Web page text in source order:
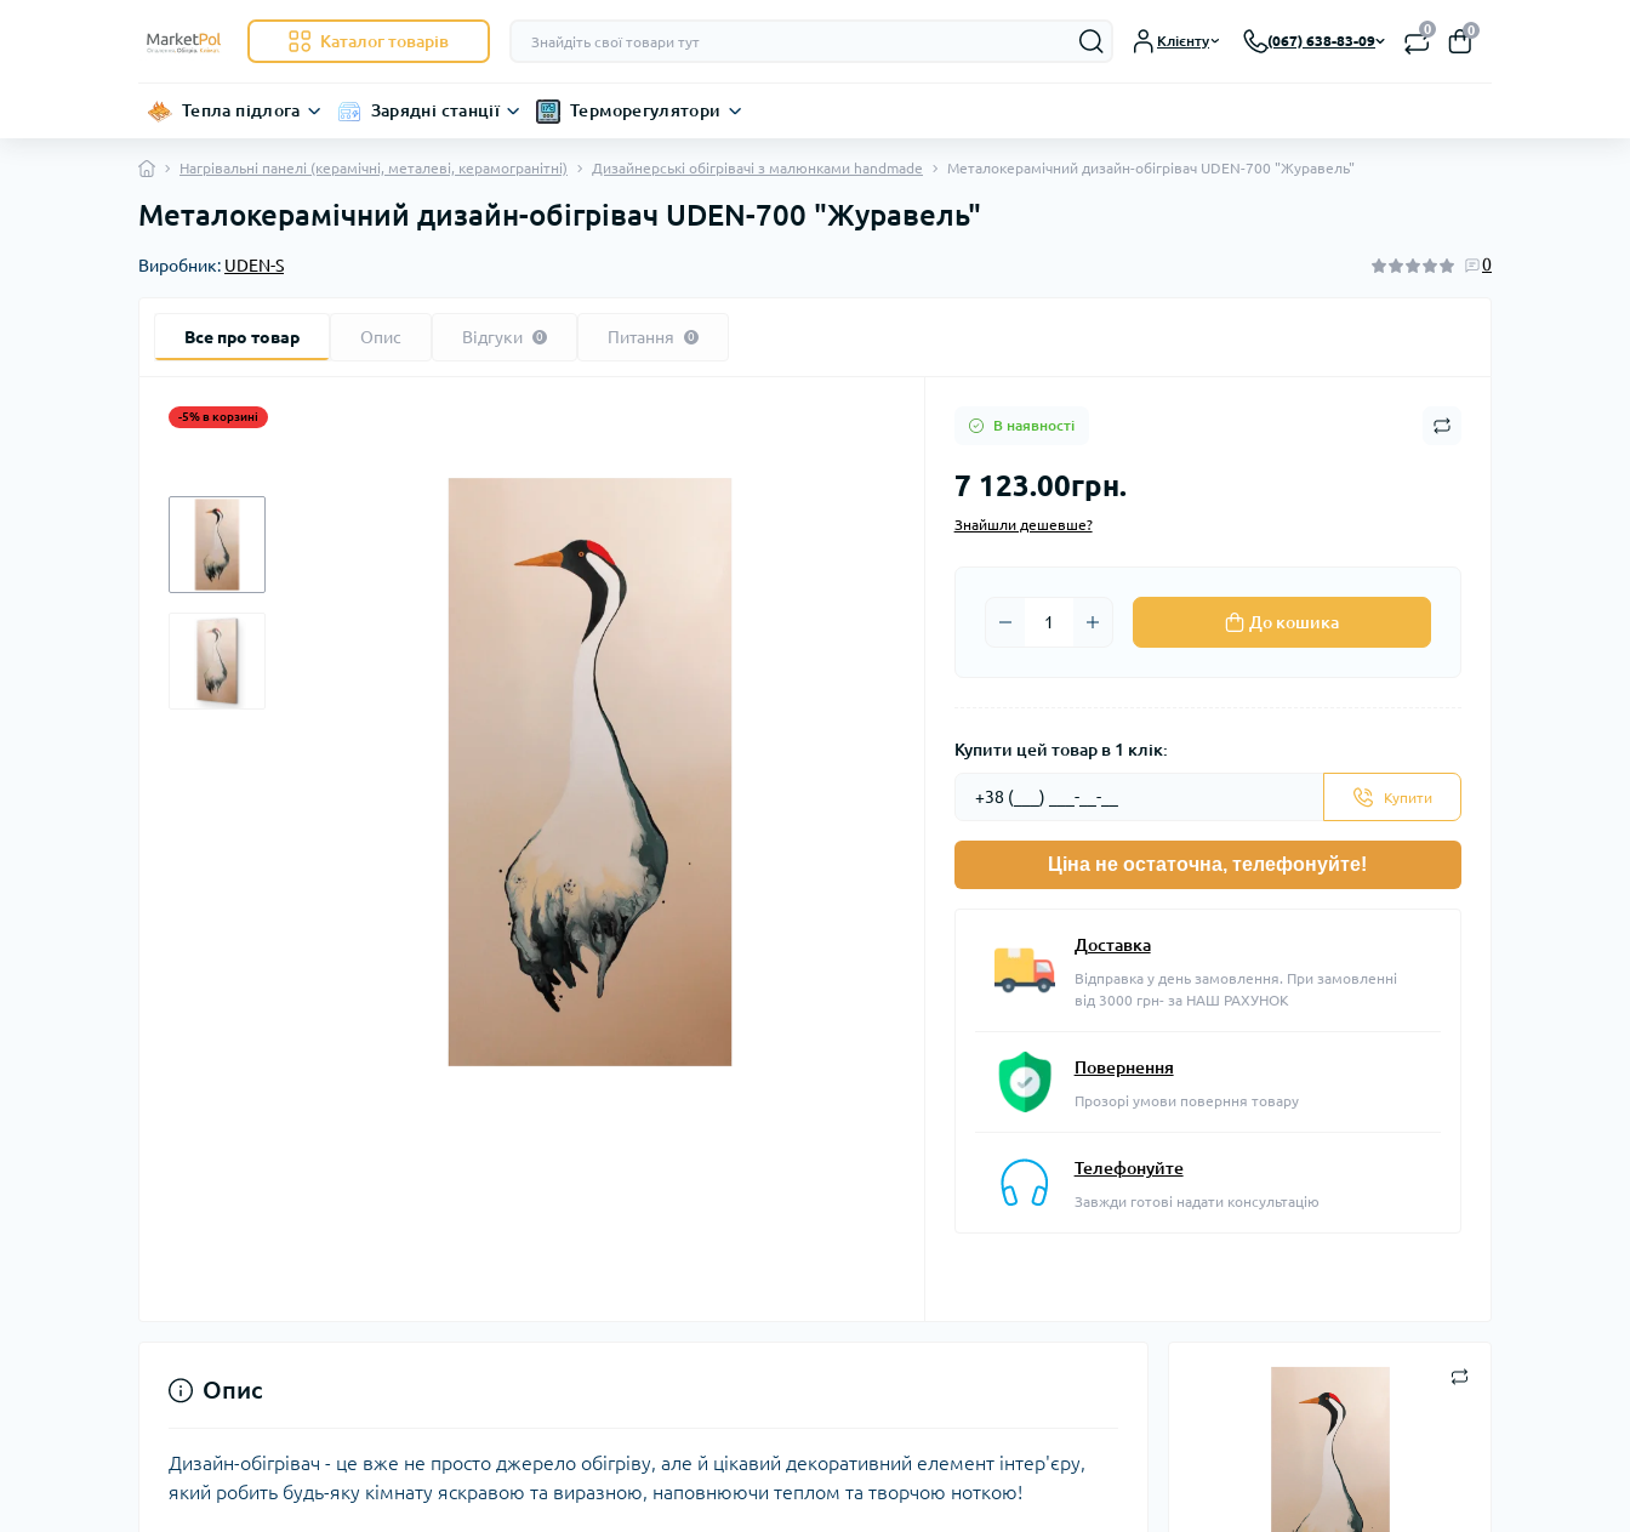
Каталог товарів Клієнту (067) 638-83-09
0 0
Тепла підлога Зарядні станції Терморегулятори
Нагрівальні панелі (керамічні, металеві, керамогранітні) Дизайнерські обігрівачі з малюнками handmade Металокерамічний дизайн-обігрівач UDEN-700 "Журавель"
Металокерамічний дизайн-обігрівач UDEN-700 "Журавель"
Виробник: UDEN-S 0
Все про товар Опис Відгуки 0 Питання 0
-5% в корзині
В наявності
7 123.00грн.
Знайшли дешевше?
До кошика
Купити цей товар в 1 клік:
Купити
Ціна не остаточна, телефонуйте!
Доставка
Відправка у день замовлення. При замовленні
від 3000 грн- за НАШ РАХУНОК
Повернення
Прозорі умови поверння товару
Телефонуйте
Завжди готові надати консультацію
Опис
Дизайн-обігрівач - це вже не просто джерело обігріву, але й цікавий декоративний елемент інтер'єру,
який робить будь-яку кімнату яскравою та виразною, наповнюючи теплом та творчою ноткою!